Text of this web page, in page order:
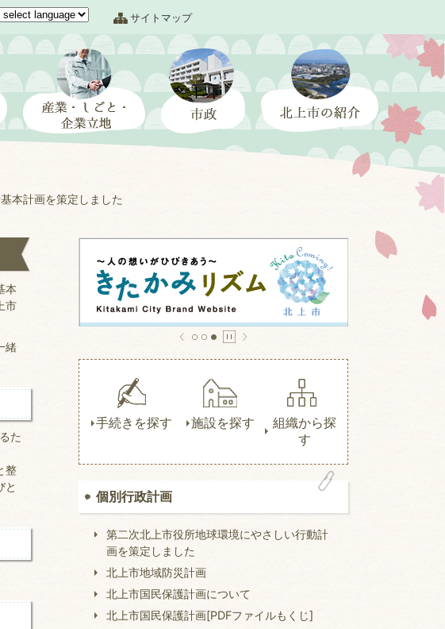
サイトマップ
本計画を策定しました
本
市
緒
た
整
と
手続きを探す 施設を探す
組織から探
す
個別行政計画
第二次北上市役所地球環境にやさしい行動計
画を策定しました
北上市地域防災計画
北上市国民保護計画について
北上市国民保護計画[PDFファイルもくじ]